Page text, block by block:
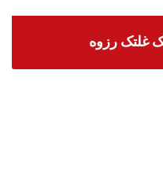
غلتک رزوه